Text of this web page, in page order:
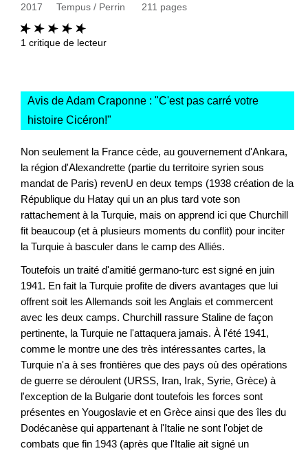
2017 Tempus / Perrin 211 pages
1 critique de lecteur
Avis de Adam Craponne : "C'est pas carré votre
histoire Cicéron!"
Non seulement la France cède, au gouvernement d'Ankara,
la région d'Alexandrette (partie du territoire syrien sous
mandat de Paris) revenU en deux temps (1938 création de la
République du Hatay qui un an plus tard vote son
rattachement à la Turquie, mais on apprend ici que Churchill
fit beaucoup (et à plusieurs moments du conflit) pour inciter
la Turquie à basculer dans le camp des Alliés.
Toutefois un traité d'amitié germano-turc est signé en juin
1941. En fait la Turquie profite de divers avantages que lui
offrent soit les Allemands soit les Anglais et commercent
avec les deux camps. Churchill rassure Staline de façon
pertinente, la Turquie ne l'attaquera jamais. À l'été 1941,
comme le montre une des très intéressantes cartes, la
Turquie n'a à ses frontières que des pays où des opérations
de guerre se déroulent (URSS, Iran, Irak, Syrie, Grèce) à
l'exception de la Bulgarie dont toutefois les forces sont
présentes en Yougoslavie et en Grèce ainsi que des îles du
Dodécanèse qui appartenant à l'Italie ne sont l'objet de
combats que fin 1943 (après que l'Italie ait signé un